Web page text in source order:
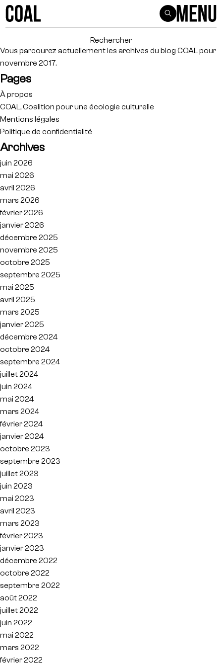
Vous parcourez actuellement les archives du blog COALpour
novembre 2017.
Pages
À propos
COAL, Coalition pour une écologie culturelle
Mentions légales
Politique de confidentialité
Archives
juin 2026
mai 2026
avril 2026
mars 2026
février 2026
janvier 2026
décembre 2025
novembre 2025
octobre 2025
septembre 2025
mai 2025
avril 2025
mars 2025
janvier 2025
décembre 2024
octobre 2024
septembre 2024
juillet 2024
juin 2024
mai 2024
mars 2024
février 2024
janvier 2024
octobre 2023
septembre 2023
juillet 2023
juin 2023
mai 2023
avril 2023
mars 2023
février 2023
janvier 2023
décembre 2022
octobre 2022
septembre 2022
août 2022
juillet 2022
juin 2022
mai 2022
mars 2022
février 2022